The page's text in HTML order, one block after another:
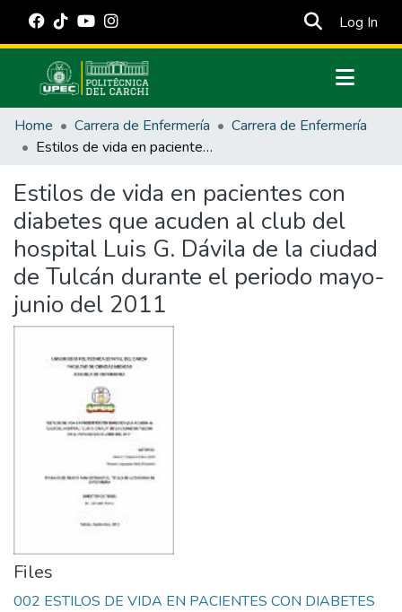
Log In
Communities & Collections
All of DSpace
Estadísticas Externas
Manuales
Home Carrera de Enfermería
Carrera de Enfermería
Estilos de vida en pacientes con diabetes que acuden al club del hospital Luis G. Dávila de la ciudad de Tulcán durante el periodo mayo- junio del 2011
Estilos de vida en pacientes con
diabetes que acuden al club del
hospital Luis G. Dávila de la ciudad
de Tulcán durante el periodo mayo-
junio del 2011
Files
002 ESTILOS DE VIDA EN PACIENTES CON DIABETES